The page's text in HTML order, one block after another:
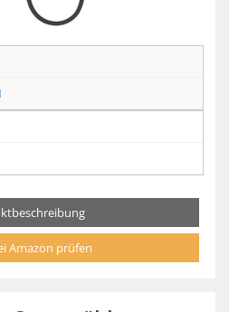
Amazon prüfen